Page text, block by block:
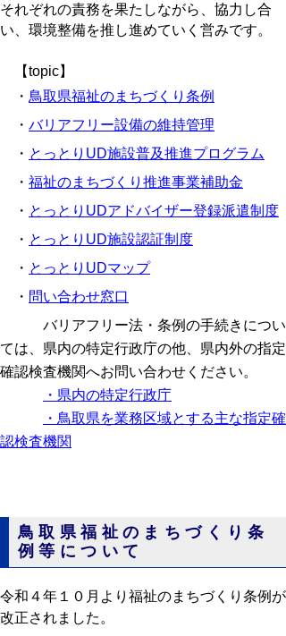
それぞれの責務を果たしながら、協力し合
い、環境整備を推し進めていく営みです。
【topic】
・ 鳥取県福祉のまちづくり条例
・ バリアフリー設備の維持管理
・ とっとりUD施設普及推進プログラム
・ 福祉のまちづくり推進事業補助金
・ とっとりUDアドバイザー登録派遣制度
・ とっとりUD施設認証制度
・ とっとりUDマップ
・ 問い合わせ窓口
バリアフリー法・条例の手続きについ
ては、県内の特定行政庁の他、県内外の指定
確認検査機関へお問い合わせください。
・県内の特定行政庁
・鳥取県を業務区域とする主な指定確
認検査機関
鳥取県福祉のまちづくり条
例等について
令和４年１０月より福祉のまちづくり条例が
改正されました。